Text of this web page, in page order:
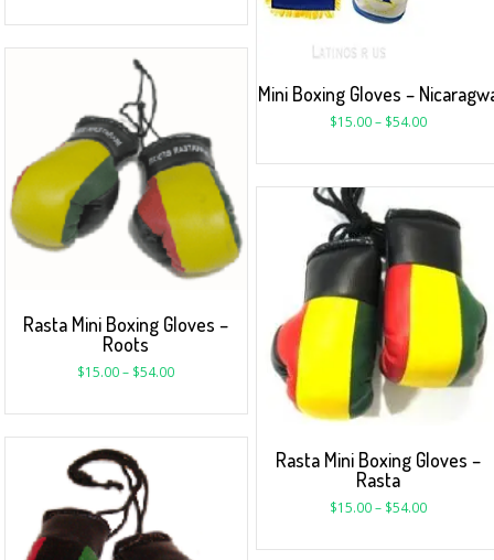
Mini Boxing Gloves –
$15.00– $54.00
Rasta Mini Boxing Gloves –
Roots
$15.00– $54.00
Rasta Mini Boxing Gloves –
Rasta
$15.00– $54.00